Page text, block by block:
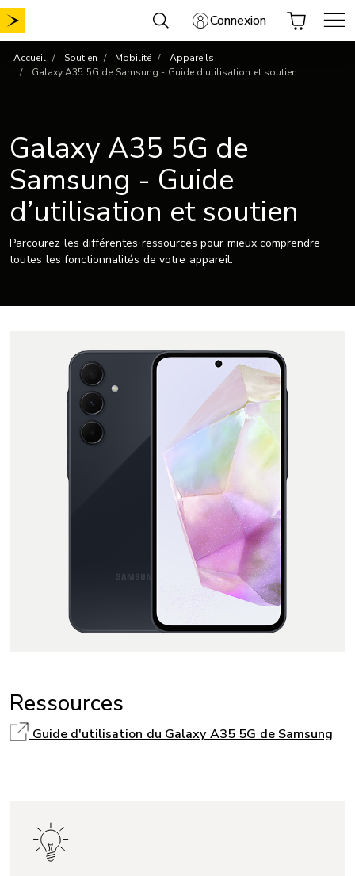
Aller
au
Connexion
Accueil Soutien Mobilité
Appareils
Galaxy A35 5G de Samsung - Guide d’utilisation et soutien
Galaxy A35 5G de
Samsung - Guide
d’utilisation et soutien
Parcourez les différentes ressources pour mieux comprendre
toutes les fonctionnalités de votre appareil.
Ressources
Guide d'utilisation du Galaxy A35 5G de Samsung